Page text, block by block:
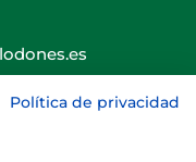
Política de privacidad